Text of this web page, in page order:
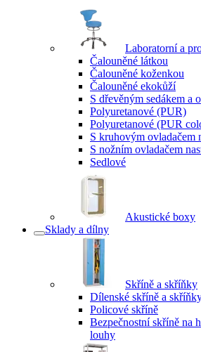
Laboratorní a
Čalouněné látkou
Čalouněné koženkou
Čalouněné ekokůží
S dřevěným sedákem a
Polyuretanové (PUR)
Polyuretanové (PUR
S kruhovým ovladačem
S nožním ovladačem
Sedlové
Akustické boxy
Sklady a dílny
Skříně a skříňky
Dílenské skříně a
Policové skříně
Bezpečnostní skříně na
louhy